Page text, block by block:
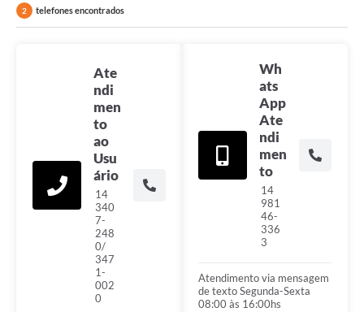
CONCURSOS
RECADASTRAMENTO
2 telefones encontrados
Ate
ndi
men
to
ao
Usu
ário
14
340
7-
248
0/
347
1-
002
0
Wh
ats
App
Ate
ndi
men
to
14
981
46-
336
3
Atendimento via mensagem
de texto Segunda-Sexta
08:00 às 16:00hs